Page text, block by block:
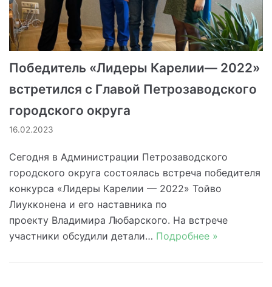
Победитель «Лидеры Карелии— 2022»
встретился с Главой Петрозаводского
городского округа
16.02.2023
Сегодня в Администрации Петрозаводского
городского округа состоялась встреча победителя
конкурса «Лидеры Карелии — 2022» Тойво
Лиукконена и его наставника по
проекту Владимира Любарского. На встрече
участники обсудили детали… Подробнее »